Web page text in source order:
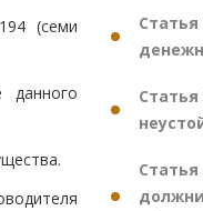
(семи
данного
Статья